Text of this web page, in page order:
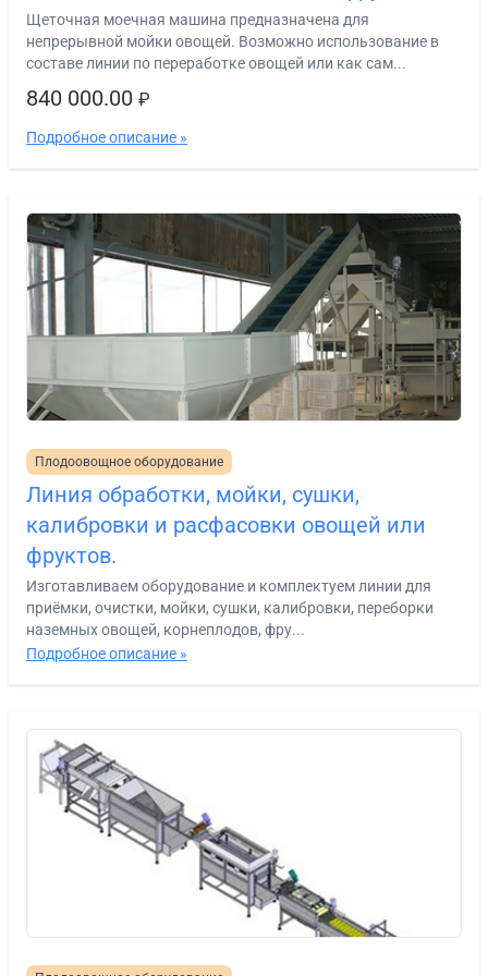
Щеточная моечная машина предназначена для
непрерывной мойки овощей. Возможно использование в
составе линии по переработке овощей или как сам...
840 000.00 ₽
Подробное описание »
Плодоовощное оборудование
Линия обработки, мойки, сушки,
калибровки и расфасовки овощей или
фруктов.
Изготавливаем оборудование и комплектуем линии для
приёмки, очистки, мойки, сушки, калибровки, переборки
наземных овощей, корнеплодов, фру...
Подробное описание »